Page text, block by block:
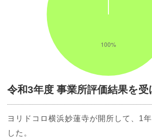
令和3年度 事業所評価結果を受
ヨリドコロ横浜妙蓮寺が開所して、1
した。